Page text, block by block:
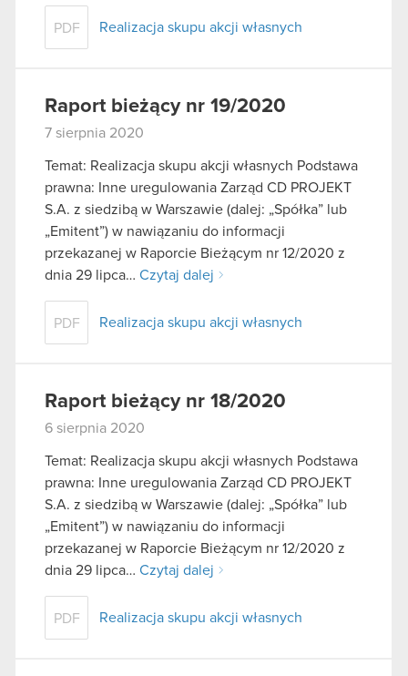
PDF Realizacja skupu akcji własnych
Raport bieżący nr 19/2020
7 sierpnia 2020
Temat: Realizacja skupu akcji własnych Podstawa
prawna: Inne uregulowania Zarząd CD PROJEKT
S.A. z siedzibą w Warszawie (dalej: „Spółka” lub
„Emitent”) w nawiązaniu do informacji
przekazanej w Raporcie Bieżącym nr 12/2020 z
dnia 29 lipca… Czytaj dalej
PDF Realizacja skupu akcji własnych
Raport bieżący nr 18/2020
6 sierpnia 2020
Temat: Realizacja skupu akcji własnych Podstawa
prawna: Inne uregulowania Zarząd CD PROJEKT
S.A. z siedzibą w Warszawie (dalej: „Spółka” lub
„Emitent”) w nawiązaniu do informacji
przekazanej w Raporcie Bieżącym nr 12/2020 z
dnia 29 lipca… Czytaj dalej
PDF Realizacja skupu akcji własnych